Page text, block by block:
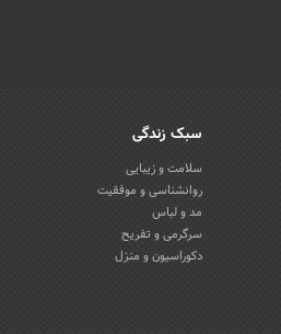
سبک زندگی
سلامت و زیبایی
روانشناسی و موفقیت
مد و لباس
سرگرمی و تفریح
دکوراسیون و منزل